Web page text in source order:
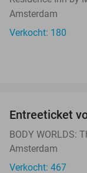
Amsterdam
Verkocht: 180
Entreeticket
BODY WORLDS:
Amsterdam
Verkocht: 467